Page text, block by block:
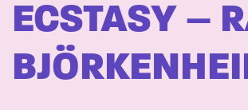
ECSTASY –